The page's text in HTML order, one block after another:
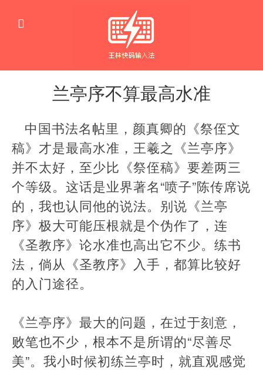
兰亭序不算最高水准
书
中国书法名帖里，颜真卿的《祭侄文
稿》才是最高水准，王羲之《兰亭序》
并不太好，至少比《祭侄稿》要差两三
个等级。这话是业界著名“喷子”陈传席说
的，我也认同他的说法。别说《兰亭
序》极大可能压根就是个伪作了，连
《圣教序》论水准也高出它不少。练书
法，倘从《圣教序》入手，都算比较好
的入门途径。
《兰亭序》最大的问题，在过于刻意，
败笔也不少，根本不是所谓的“尽善尽
美”。我小时候初练兰亭时，就直观感觉